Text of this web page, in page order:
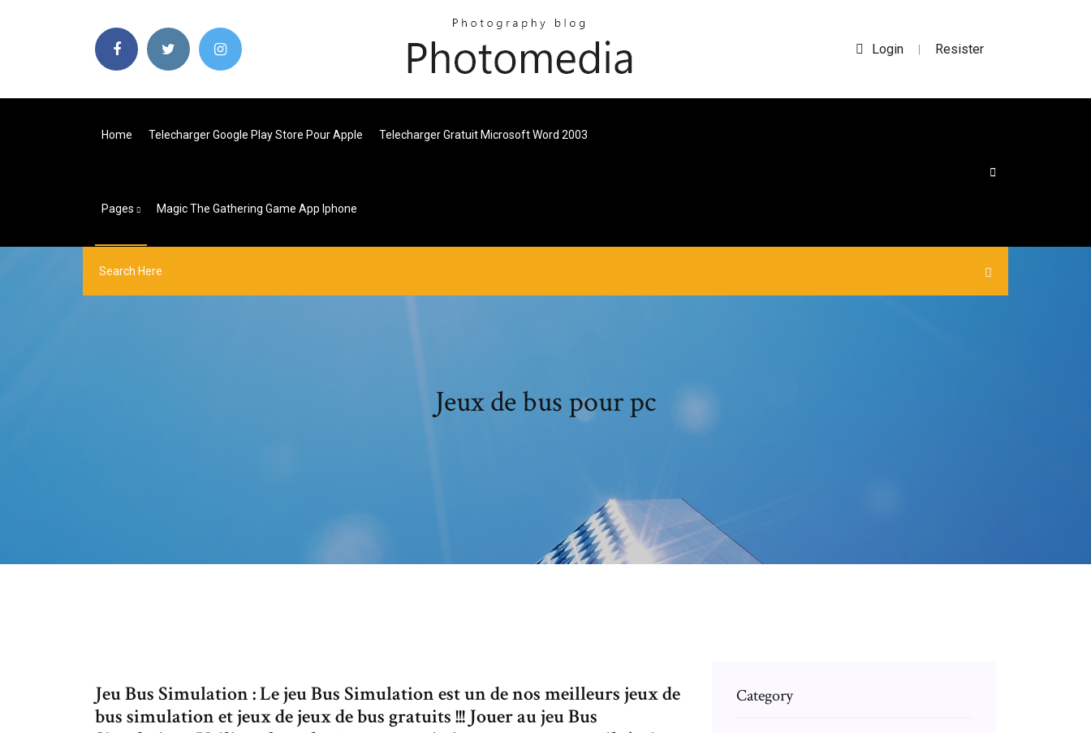
Login | Resister
Home Telecharger Google Play Store Pour Apple Telecharger Gratuit Microsoft Word 2003
Pages Magic The Gathering Game App Iphone
Jeux de bus pour pc
Jeu Bus Simulation : Le jeu Bus Simulation est un de nos meilleurs jeux de
bus simulation et jeux de jeux de bus gratuits !!! Jouer au jeu Bus
Category